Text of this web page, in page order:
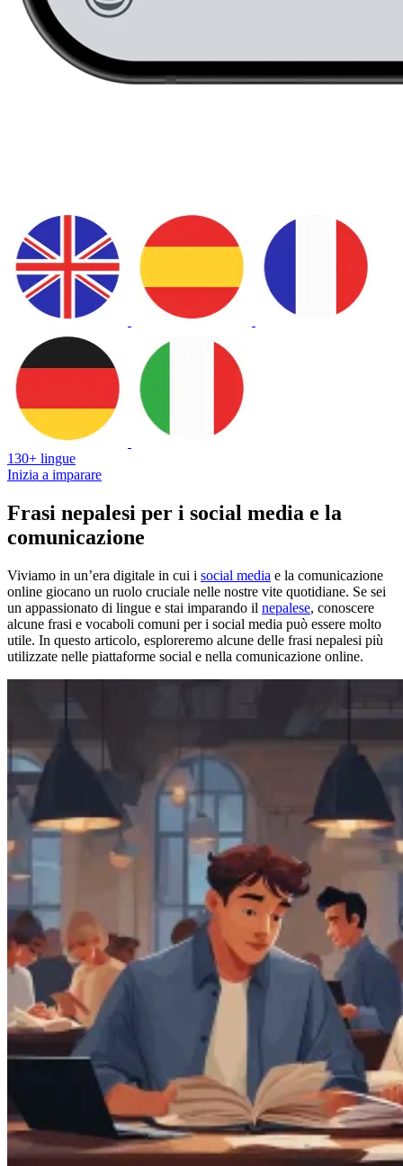
130+ lingue
Inizia a imparare
Frasi nepalesi per i social media e la
comunicazione
Viviamo in un’era digitale in cui i social media e la comunicazione
online giocano un ruolo cruciale nelle nostre vite quotidiane. Se sei
un appassionato di lingue e stai imparando il nepalese, conoscere
alcune frasi e vocaboli comuni per i social media può essere molto
utile. In questo articolo, esploreremo alcune delle frasi nepalesi più
utilizzate nelle piattaforme social e nella comunicazione online.